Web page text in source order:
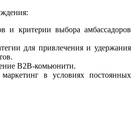
:
и критерии выбора амбассадоров
для привлечения и удержания
B2B-комьюнити.
в условиях постоянных